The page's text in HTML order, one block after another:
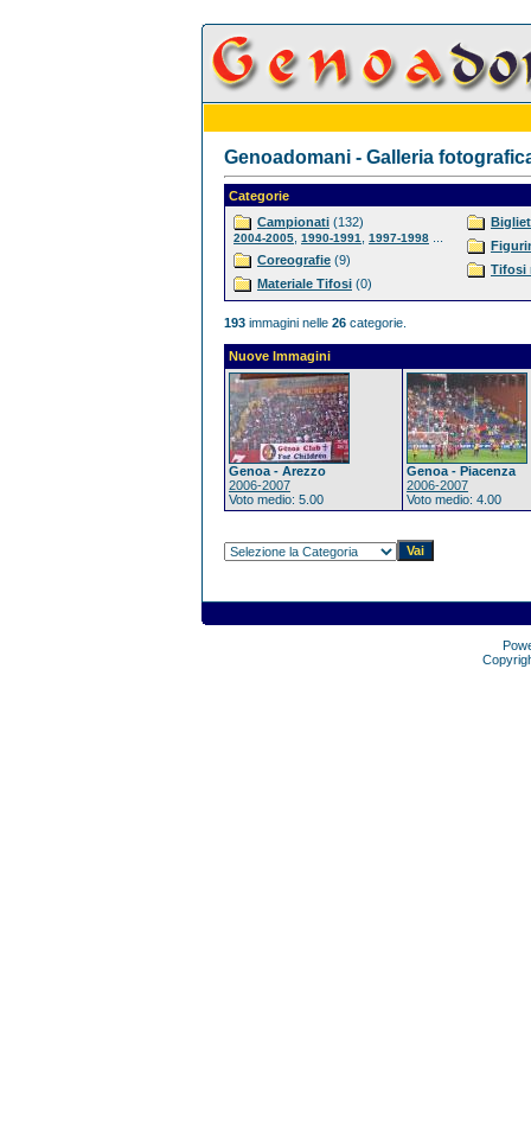
Genoadomani - Galleria
Categorie
Campionati (132)
2004-2005 1990-1991 1997-1998
Coreografie (9)
Materiale Tifosi (0)
Tifosi
193 immagini nelle 26 categorie.
Nuove Immagini
Genoa - Arezzo
2006-2007
Voto medio: 5.00
Genoa - Piacenza
2006-2007
Voto medio: 4.00